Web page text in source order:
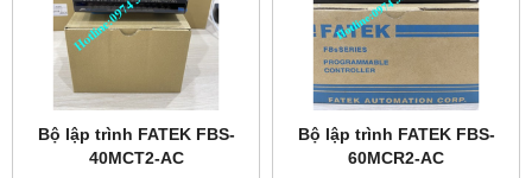
Bộ lập trình FATEK FBS-
40MCT2-AC
Bộ lập trình FATEK FBS-
60MCR2-AC